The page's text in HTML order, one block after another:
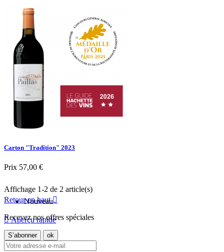
Aperçu rapide
Carton "Tradition" 2023
Prix 57,00 €
Nouveau
Aperçu rapide
Affichage 1-2 de 2 article(s)
Retour en haut
Recevez nos offres spéciales